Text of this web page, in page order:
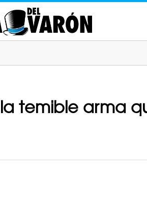
temible arma